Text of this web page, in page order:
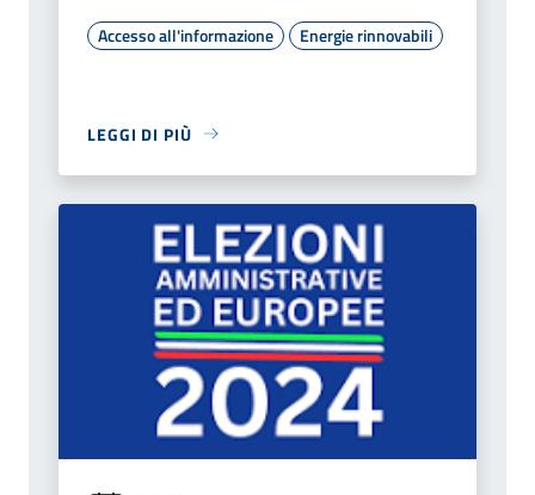
Accesso all'informazione Energie rinnovabili
LEGGI DI PIÙ